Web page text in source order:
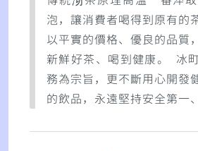
泡，讓消費者喝得到原有的
以平實的價格、優良的品質
新鮮好茶、喝到健康。 冰
務為宗旨，更不斷用心開發
的飲品，永遠堅持安全第一